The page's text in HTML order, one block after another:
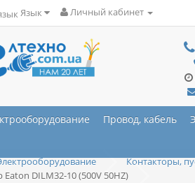
Язык Личный кабинет
Провод, кабель
Контакторы,
Eaton DILM32-10 (500V 50HZ)